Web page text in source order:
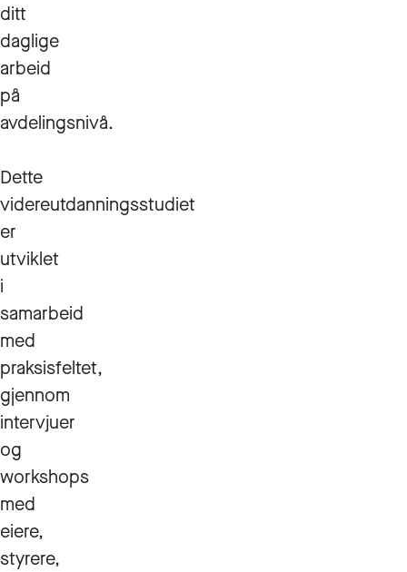
ditt
daglige
arbeid
på
avdelingsnivå.
Dette
videreutdanningsstudiet
er
utviklet
i
samarbeid
med
praksisfeltet,
gjennom
intervjuer
og
workshops
med
eiere,
styrere,